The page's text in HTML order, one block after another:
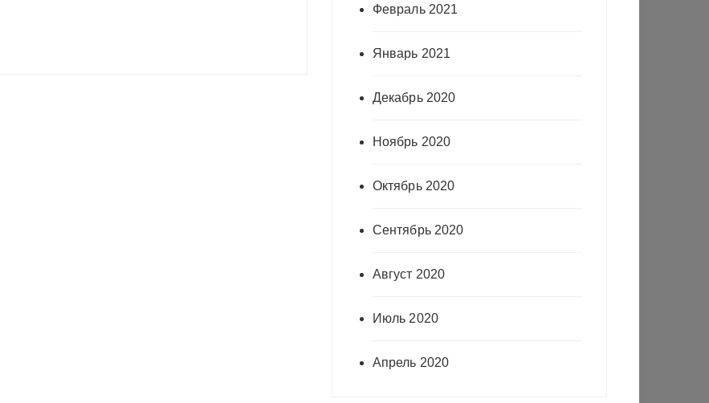
Февраль 2021
Январь 2021
Декабрь 2020
Ноябрь 2020
Октябрь 2020
Сентябрь 2020
Август 2020
Июль 2020
Апрель 2020